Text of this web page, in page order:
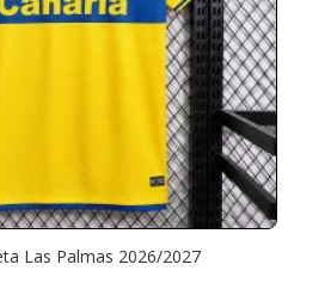
Las Palmas 2026/2027